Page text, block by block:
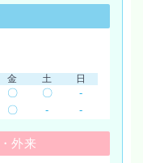
金 土
日
〇 〇
-
〇 - -
・外来